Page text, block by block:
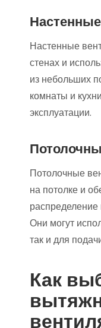
Настенные
стенах и
из небольших
комнаты и
эксплуатации.
Потолочные
на потолке и
Они могут
так и для
Как